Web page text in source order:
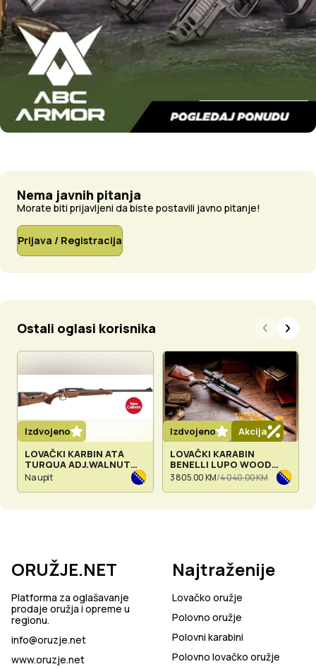
Nema javnih pitanja
Morate biti prijavljeni da biste postavili javno pitanje!
Prijava / Registracija
Ostali oglasi korisnika
Izdvojeno
LOVAČKI KARBIN ATA
TURQUA ADJ.WALNUT
CAL:223
rem.,243win,270win,6,5
creed,30-06 I 308 WIN
Na upit
Izdvojeno
Akcija
LOVAČKI KARABIN
BENELLI LUPO WOOD
CAL:308 WIN & 30-06
3 805.00 KM/4 040.00 KM
ORUŽJE.NET
Platforma za oglašavanje
prodaje oružja i opreme u
regionu.
info@oruzje.net
www.oruzje.net
Najtraženije
Lovačko oružje
Polovno oružje
Polovni karabini
Polovno lovačko oružje